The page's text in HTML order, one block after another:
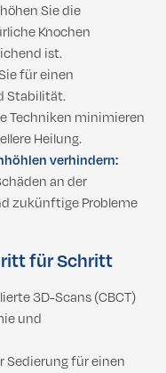
Sie die
Knochen
ist.
für einen
Stabilität.
Techniken minimieren
Heilung.
verhindern:
an der
zukünftige Probleme
für Schritt
3D-Scans (CBCT)
und
Sedierung für einen